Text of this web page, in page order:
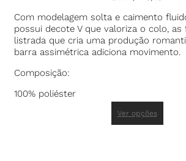
Com modelagem solta e caimento
possui decote V que valoriza o colo,
listrada que cria uma produção
barra assimétrica adiciona movimento.
Composição:
100% poliéster
Ver opções